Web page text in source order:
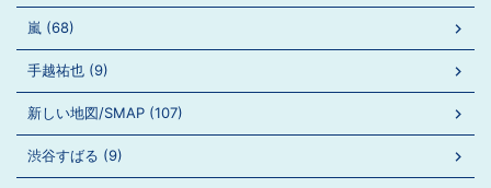
嵐 (68)
手越祐也 (9)
新しい地図/SMAP (107)
渋谷すばる (9)